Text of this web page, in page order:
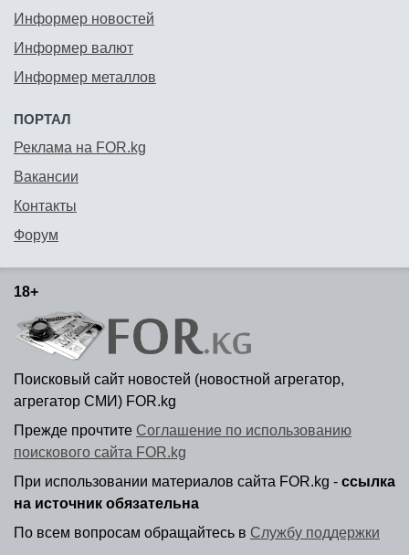
Информер новостей
Информер валют
Информер металлов
ПОРТАЛ
Реклама на FOR.kg
Вакансии
Контакты
Форум
18+
Поисковый сайт новостей (новостной агрегатор,
агрегатор СМИ) FOR.kg
Прежде прочтите Соглашение по использованию
поискового сайта FOR.kg
При использовании материалов сайта FOR.kg - ссылка
на источник обязательна
По всем вопросам обращайтесь в Службу поддержки